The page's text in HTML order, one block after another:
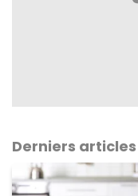
Derniers articles